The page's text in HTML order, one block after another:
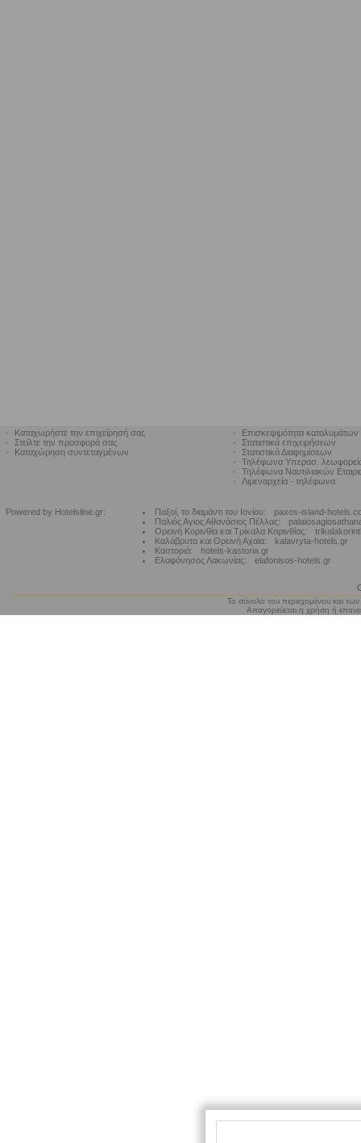
Καταχωρήστε την επιχείρησή σας
Στείλτε την προσφορά σας
Καταχώρηση συντεταγμένων
Επισκεψιμότητα καταλυμάτων
Στατιστικά επιχειρήσεων
Στατιστικά Διαφημίσεων
Τηλέφωνα Υπερασ.
Τηλέφωνα Ναυτιλιακών
Λιμεναρχεία - τηλέφωνα
Powered by Hotelsline.gr: Παξοί, το διαμάντι του Ιονίου:
paxos-island-
Παλιός Αγιος Αθανάσιος Πέλλας:
Ορεινή Κορινθία και Τρίκαλα Κορινθίας:
Καλάβρυτα και Ορεινή Αχαϊα:
kalavryta-hotels.gr
Καστοριά:
hotels-kastoria.gr
Ελαφόνησος Λακωνίας:
elafonisos-hotels.gr
Το σύνολο του περιεχομένου και
Απαγορεύεται η χρήση ή